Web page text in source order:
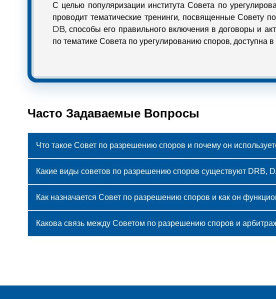
С целью популяризации института Совета по
проводит тематические тренинги, посвященные Совету
DB, способы его правильного включения в договоры и
по тематике Совета по урегулированию споров, доступна
Часто Задаваемые Вопросы
Что такое Совет по разрешению споров и почему он
Какие виды советов по разрешению споров существуют DRB,
Как назначается Совет по разрешению споров и как он
Какова связь между Советом по разрешению споров и